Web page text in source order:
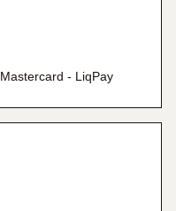
- LiqPay